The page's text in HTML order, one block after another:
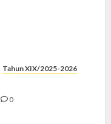
Tahun XIX/2025-2026
0